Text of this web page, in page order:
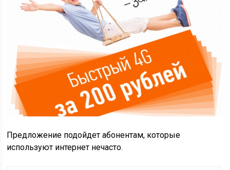
Предложение подойдет абонентам, которые
используют интернет нечасто.